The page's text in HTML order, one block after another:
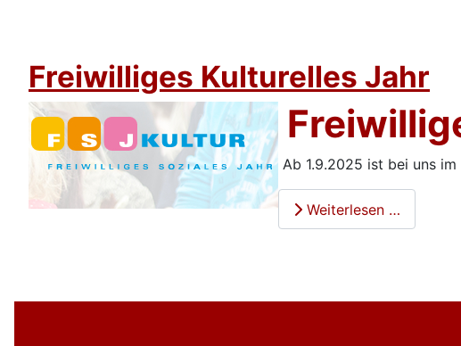
Freiwilliges Kulturelles Jahr
Ab 1.9.2025 ist bei uns
Weiterlesen …